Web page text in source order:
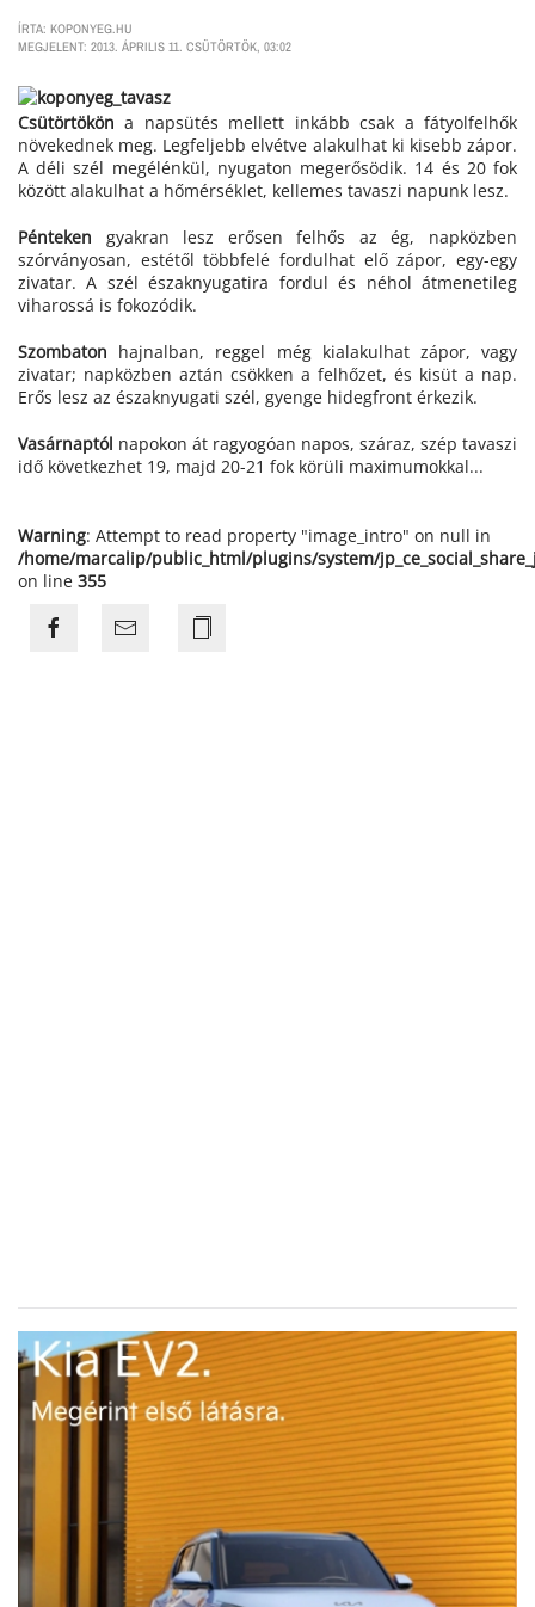
ÍRTA: KOPONYEG.HU
MEGJELENT: 2013. ÁPRILIS 11. CSÜTÖRTÖK, 03:02
Csütörtököna napsütés mellett inkább csak a fátyolfelhők
növekednek meg. Legfeljebb elvétve alakulhat ki kisebb zápor.
A déli szél megélénkül, nyugaton megerősödik. 14 és 20 fok
között alakulhat a hőmérséklet, kellemes tavaszi napunk lesz.
Pénteken gyakran lesz erősen felhős az ég, napközben
szórványosan, estétől többfelé fordulhat elő zápor, egy-egy
zivatar. A szél északnyugatira fordul és néhol átmenetileg
viharossá is fokozódik.
Szombaton hajnalban, reggel még kialakulhat zápor, vagy
zivatar; napközben aztán csökken a felhőzet, és kisüt a nap.
Erős lesz az északnyugati szél, gyenge hidegfront érkezik.
Vasárnaptól napokon át ragyogóan napos, száraz, szép tavaszi
idő következhet 19, majd 20-21 fok körüli maximumokkal...
Warning: Attempt to read property "image_intro" on null in
/home/marcalip/public_html/plugins/system/
on line 355